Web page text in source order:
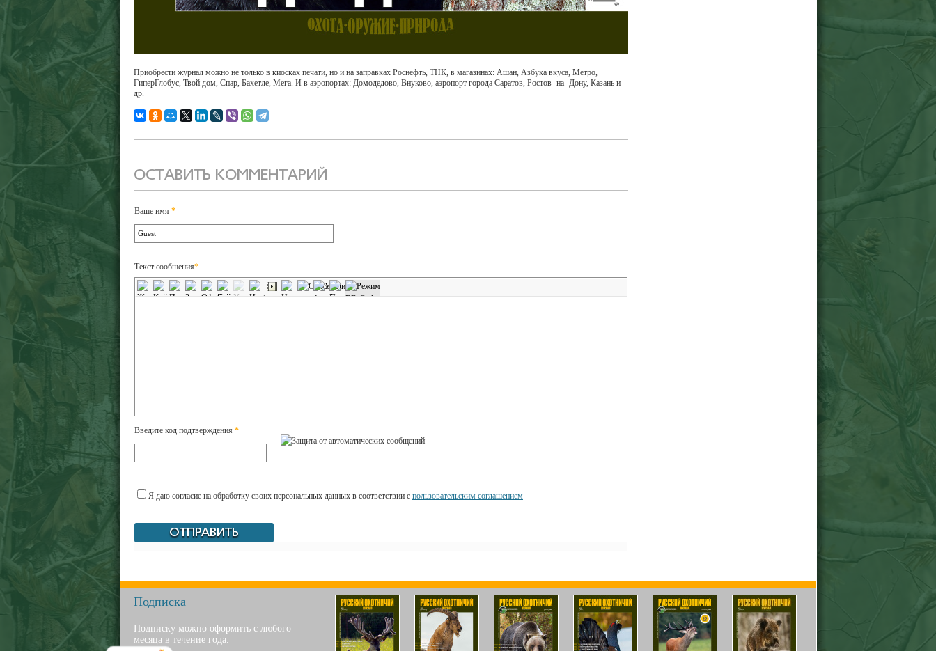
Приобрести журнал можно не только в киосках печати, но и на заправках Роснефть, ТНК, в магазинах: Ашан, Азбука вкуса, Метро,
ГиперГлобус, Твой дом, Спар, Бахетле, Мега. И в аэропортах: Домодедово, Внуково, аэропорт города Саратов, Ростов -на -Дону, Казань и
др.
ОСТАВИТЬ КОММЕНТАРИЙ
Ваше имя *
Текст сообщения*
Введите код подтверждения *
Я даю согласие на обработку своих персональных данных в соответствии с пользовательским соглашением
Подписка
Подписку можно оформить с любого
месяца в течение года.